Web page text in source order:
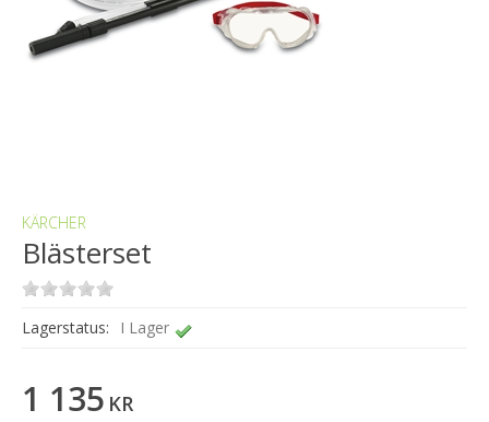
KÄRCHER
Blästerset
Lagerstatus: I Lager
1 135 KR